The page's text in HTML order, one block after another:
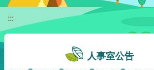
:::
人事室公告